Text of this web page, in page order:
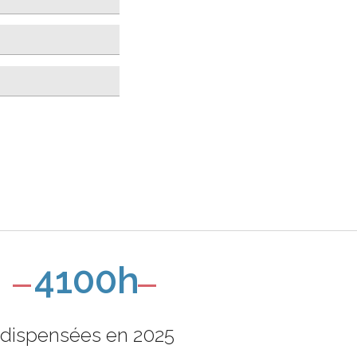
4100h
dispensées en 2025